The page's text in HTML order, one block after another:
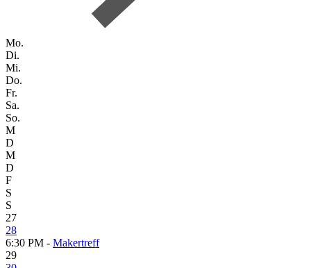
Mo.
Di.
Mi.
Do.
Fr.
Sa.
So.
M
D
M
D
F
S
S
27
28
6:30 PM - Makertreff
29